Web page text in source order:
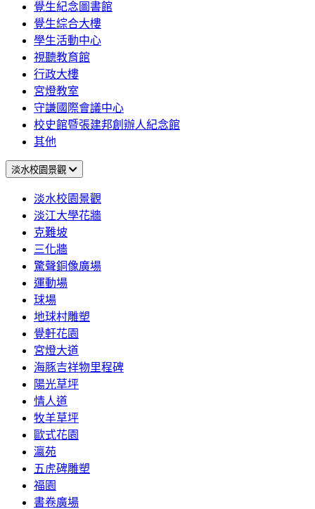
覺生紀念圖書館
覺生綜合大樓
學生活動中心
視聽教育館
行政大樓
宮燈教室
守謙國際會議中心
校史館暨張建邦創辦人紀念館
其他
淡水校園景觀
淡水校園景觀
淡江大學花牆
克難坡
三化牆
驚聲銅像廣場
運動場
球場
地球村雕塑
覺軒花園
宮燈大道
海豚吉祥物里程碑
陽光草坪
情人道
牧羊草坪
歐式花園
瀛苑
五虎碑雕塑
福園
書卷廣場